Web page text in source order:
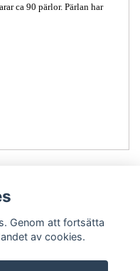
ca 90 pärlor. Pärlan har
Genom att fortsätta
av cookies.